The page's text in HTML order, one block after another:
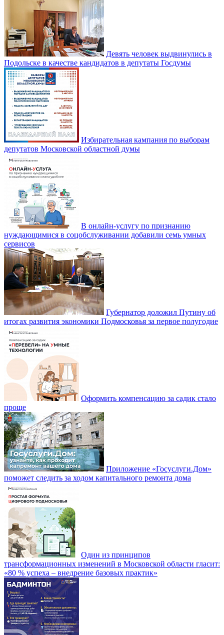
Девять человек выдвинулись в
Подольске в качестве кандидатов в депутаты Госдумы
Избирательная кампания по выборам
депутатов Московской областной думы
В онлайн-услугу по признанию
нуждающимися в соцобслуживании добавили семь умных
сервисов
Губернатор доложил Путину об
итогах развития экономики Подмосковья за первое полугодие
Оформить компенсацию за садик стало
проще
Приложение «Госуслуги.Дом»
поможет следить за ходом капитального ремонта дома
Один из принципов
трансформационных изменений в Московской области гласит:
«80 % успеха – внедрение базовых практик»